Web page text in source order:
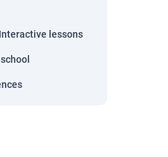
Interactive lessons